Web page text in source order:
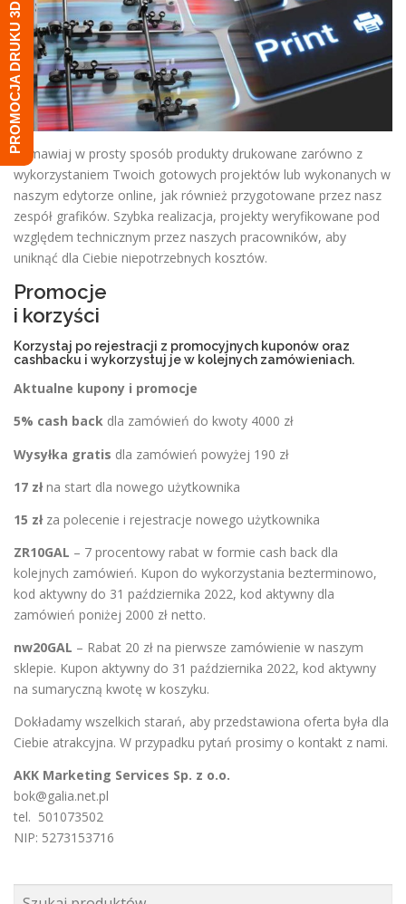
Zamawiaj w prosty sposób produkty drukowane zarówno z
wykorzystaniem Twoich gotowych projektów lub wykonanych w
naszym edytorze online, jak również przygotowane przez nasz
zespół grafików. Szybka realizacja, projekty weryfikowane pod
względem technicznym przez naszych pracowników, aby
uniknąć dla Ciebie niepotrzebnych kosztów.
Promocje
i korzyści
Korzystaj po rejestracji z promocyjnych kuponów oraz
cashbacku i wykorzystuj je w kolejnych zamówieniach.
Aktualne kupony i promocje
5% cash back dla zamówień do kwoty 4000 zł
Wysyłka gratis dla zamówień powyżej 190 zł
17 złna start dla nowego użytkownika
15 złza polecenie i rejestracje nowego użytkownika
ZR10GAL – 7 procentowy rabat w formie cash back dla
kolejnych zamówień. Kupon do wykorzystania bezterminowo,
kod aktywny do 31 października 2022, kod aktywny dla
zamówień poniżej 2000 zł netto.
nw20GAL – Rabat 20 zł na pierwsze zamówienie w naszym
sklepie. Kupon aktywny do 31 października 2022, kod aktywny
na sumaryczną kwotę w koszyku.
Dokładamy wszelkich starań, aby przedstawiona oferta była dla
Ciebie atrakcyjna. W przypadku pytań prosimy o kontakt z nami.
AKK Marketing Services Sp. z o.o.
bok@galia.net.pl
tel. 501073502
NIP: 5273153716
Szukaj:
PROMOCJA DRUKU 3D